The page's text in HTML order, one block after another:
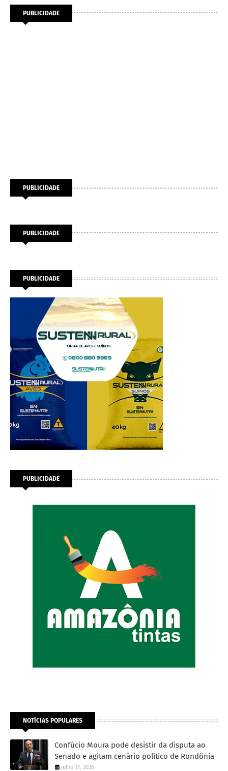
PUBLICIDADE
PUBLICIDADE
PUBLICIDADE
PUBLICIDADE
PUBLICIDADE
NOTÍCIAS POPULARES
Confúcio Moura pode desistir da disputa ao
Senado e agitam cenário político de Rondônia
julho 31, 2026